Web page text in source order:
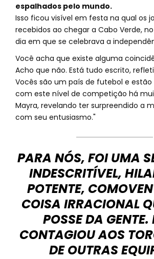
espalhados pelo mundo.
Isso ficou visível em festa na qual os
recebidos ao chegar a Cabo Verde,
dia em que se celebrava a
Você acha que existe alguma
Acho que não. Está tudo escrito,
Vocês são um país de futebol e
com este nível de competição há
Mayra, revelando ter surpreendido a
com seu entusiasmo."
PARA NÓS, FOI UMA
INDESCRITÍVEL,
POTENTE,
COISA IRRACIONAL
POSSE DA GENTE.
CONTAGIOU AOS
DE OUTRAS